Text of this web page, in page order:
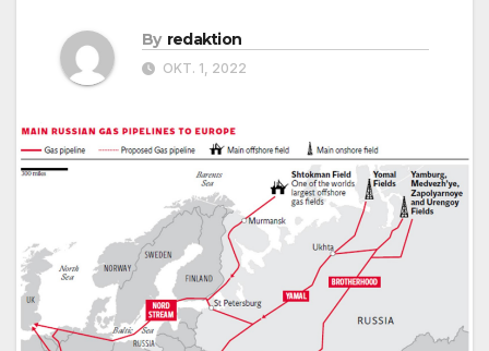
By redaktion
OKT. 1, 2022